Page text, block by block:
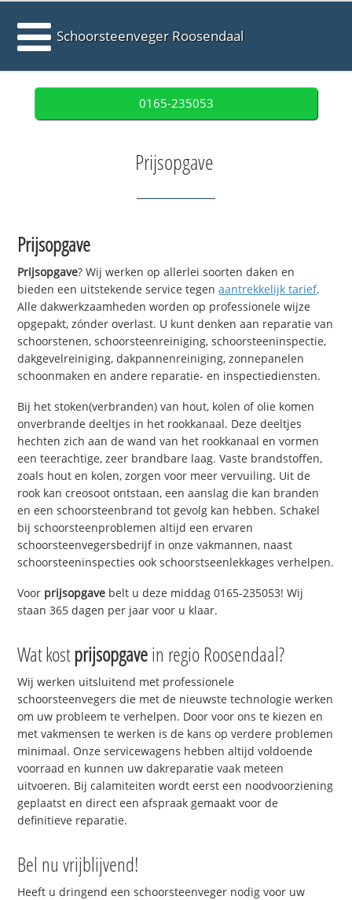
Schoorsteenveger Roosendaal
0165-235053
Prijsopgave
Prijsopgave
Prijsopgave? Wij werken op allerlei soorten daken en
bieden een uitstekende service tegenaantrekkelijk tarief.
Alle dakwerkzaamheden worden op professionele wijze
opgepakt, zónder overlast. U kunt denken aan reparatie van
schoorstenen, schoorsteenreiniging, schoorsteeninspectie,
dakgevelreiniging, dakpannenreiniging, zonnepanelen
schoonmaken en andere reparatie- en inspectiediensten.
Bij het stoken(verbranden) van hout, kolen of olie komen
onverbrande deeltjes in het rookkanaal. Deze deeltjes
hechten zich aan de wand van het rookkanaal en vormen
een teerachtige, zeer brandbare laag. Vaste brandstoffen,
zoals hout en kolen, zorgen voor meer vervuiling. Uit de
rook kan creosoot ontstaan, een aanslag die kan branden
en een schoorsteenbrand tot gevolg kan hebben. Schakel
bij schoorsteenproblemen altijd een ervaren
schoorsteenvegersbedrijf in onze vakmannen, naast
schoorsteeninspecties ook schoorstseenlekkages verhelpen.
Voor prijsopgave belt u deze middag 0165-235053! Wij
staan 365 dagen per jaar voor u klaar.
Wat kostprijsopgavein regio Roosendaal?
Wij werken uitsluitend met professionele
schoorsteenvegers die met de nieuwste technologie werken
om uw probleem te verhelpen. Door voor ons te kiezen en
met vakmensen te werken is de kans op verdere problemen
minimaal. Onze servicewagens hebben altijd voldoende
voorraad en kunnen uw dakreparatie vaak meteen
uitvoeren. Bij calamiteiten wordt eerst een noodvoorziening
geplaatst en direct een afspraak gemaakt voor de
definitieve reparatie.
Bel nu vrijblijvend!
Heeft u dringend een schoorsteenveger nodig voor uw